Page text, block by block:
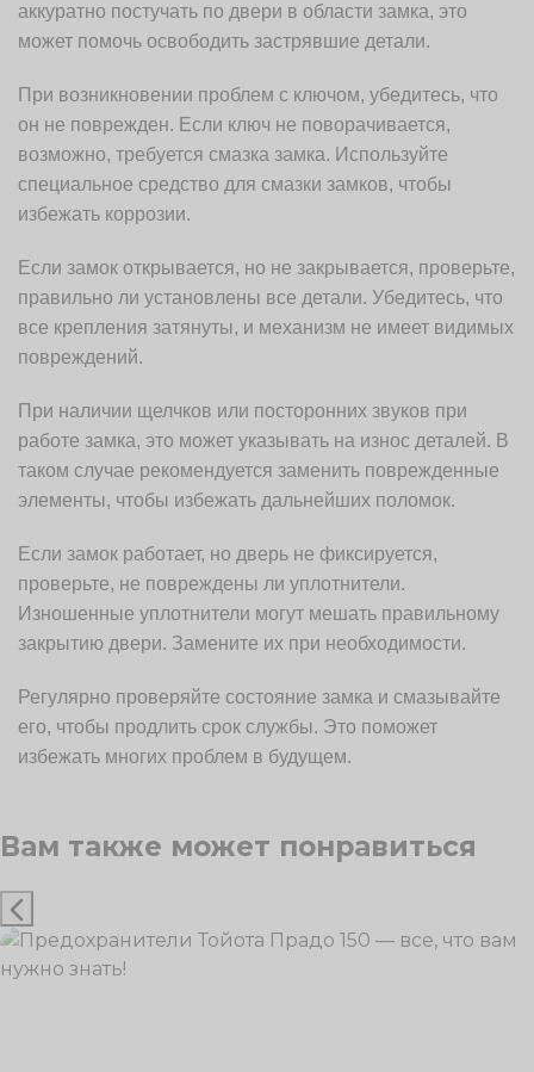
аккуратно постучать по двери в области замка, это
может помочь освободить застрявшие детали.
При возникновении проблем с ключом, убедитесь, что
он не поврежден. Если ключ не поворачивается,
возможно, требуется смазка замка. Используйте
специальное средство для смазки замков, чтобы
избежать коррозии.
Если замок открывается, но не закрывается, проверьте,
правильно ли установлены все детали. Убедитесь, что
все крепления затянуты, и механизм не имеет видимых
повреждений.
При наличии щелчков или посторонних звуков при
работе замка, это может указывать на износ деталей. В
таком случае рекомендуется заменить поврежденные
элементы, чтобы избежать дальнейших поломок.
Если замок работает, но дверь не фиксируется,
проверьте, не повреждены ли уплотнители.
Изношенные уплотнители могут мешать правильному
закрытию двери. Замените их при необходимости.
Регулярно проверяйте состояние замка и смазывайте
его, чтобы продлить срок службы. Это поможет
избежать многих проблем в будущем.
Вам также может понравиться